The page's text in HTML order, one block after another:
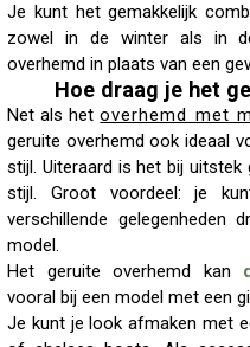
Je kunt het gemakkelijk
zowel in de winter als in
overhemd in plaats van een
Hoe draag je het
Net als hetoverhemd met
geruite overhemd ook ideaal
stijl. Uiteraard is het bij
stijl. Groot voordeel: je
verschillende gelegenheden
model.
Het geruite overhemd kan
vooral bij een model met een
Je kunt je look afmaken met